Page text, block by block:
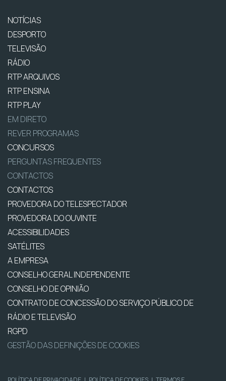
NOTÍCIAS
DESPORTO
TELEVISÃO
RÁDIO
RTP ARQUIVOS
RTP ENSINA
RTP PLAY
EM DIRETO
REVER PROGRAMAS
CONCURSOS
PERGUNTAS FREQUENTES
CONTACTOS
CONTACTOS
PROVEDORA DO TELESPECTADOR
PROVEDORA DO OUVINTE
ACESSIBILIDADES
SATÉLITES
A EMPRESA
CONSELHO GERAL INDEPENDENTE
CONSELHO DE OPINIÃO
CONTRATO DE CONCESSÃO DO SERVIÇO PÚBLICO DE
RÁDIO E TELEVISÃO
RGPD
GESTÃO DAS DEFINIÇÕES DE COOKIES